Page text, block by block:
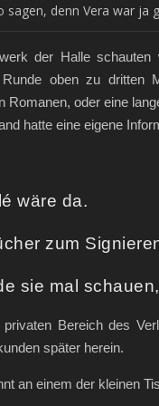
sagen, denn Vera war ja
der Halle
oben zu dritten
Romanen, oder eine
hatte eine eigene
wäre da.
zum
sie mal
Bereich des
später herein.
an einem der kleinen